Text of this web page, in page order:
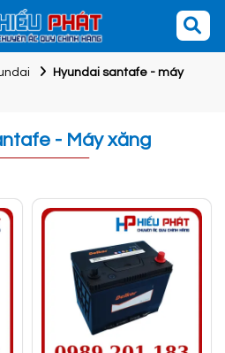
Hyundai santafe - máy
- Máy xăng